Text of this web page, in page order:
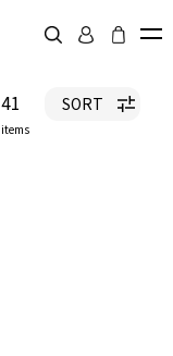
41
items
SORT